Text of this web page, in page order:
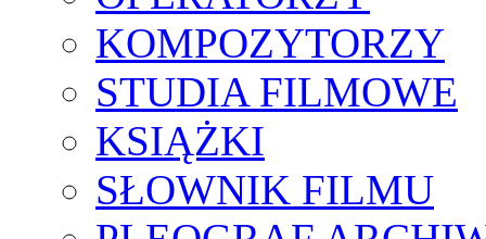
KOMPOZYTORZY
STUDIA FILMOWE
KSIĄŻKI
SŁOWNIK FILMU